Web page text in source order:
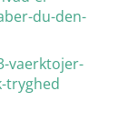
du-den-
vaerktojer-
tryghed